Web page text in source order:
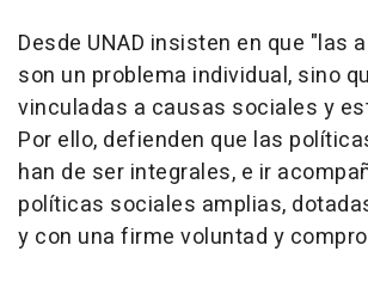
Desde UNAD insisten en que "las
son un problema individual, sino
vinculadas a causas sociales y
Por ello, defienden que las
han de ser integrales, e ir
políticas sociales amplias,
y con una firme voluntad y